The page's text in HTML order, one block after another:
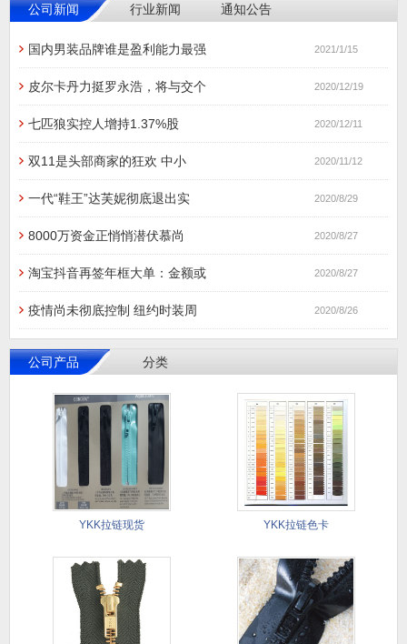
公司新闻 行业新闻 通知公告
国内男装品牌谁是盈利能力最强 2021/1/15
皮尔卡丹力挺罗永浩，将与交个 2020/12/19
七匹狼实控人增持1.37%股 2020/12/11
双11是头部商家的狂欢 中小 2020/11/12
一代“鞋王”达芙妮彻底退出实 2020/8/29
8000万资金正悄悄潜伏慕尚 2020/8/27
淘宝抖音再签年框大单：金额或 2020/8/27
疫情尚未彻底控制 纽约时装周 2020/8/26
公司产品 分类
YKK拉链现货 YKK拉链色卡